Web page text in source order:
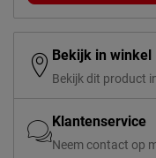
Bekijk in winkel
Bekijk dit product
Klantenservice
Neem contact op